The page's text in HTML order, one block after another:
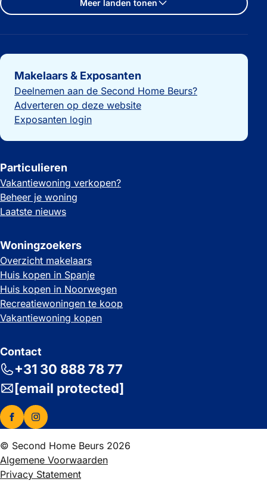
Meer landen tonen
Belangrijke links
Makelaars & Exposanten
Deelnemen aan de Second Home Beurs?
Adverteren op deze website
Exposanten login
Particulieren
Vakantiewoning verkopen?
Beheer je woning
Laatste nieuws
Woningzoekers
Overzicht makelaars
Huis kopen in Spanje
Huis kopen in Noorwegen
Recreatiewoningen te koop
Vakantiewoning kopen
Contact
+31 30 888 78 77
[email protected]
© Second Home Beurs 2026
Algemene Voorwaarden
Privacy Statement